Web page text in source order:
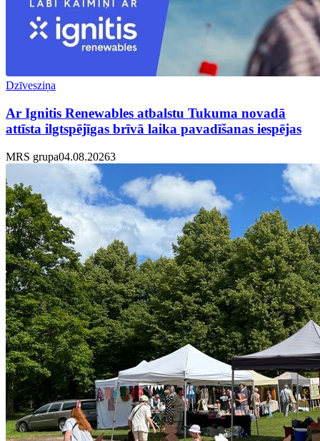
Dzīvesziņa
Ar Ignitis Renewables atbalstu Tukuma novadā
attīsta ilgtspējīgas brīvā laika pavadīšanas iespējas
MRS grupa04.08.20263